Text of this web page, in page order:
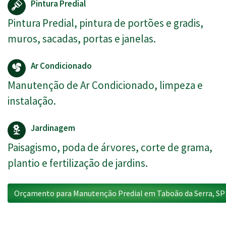
Pintura Predial
Pintura Predial, pintura de portões e gradis,
muros, sacadas, portas e janelas.
Ar Condicionado
Manutenção de Ar Condicionado, limpeza e
instalação.
Jardinagem
Paisagismo, poda de árvores, corte de grama,
plantio e fertilização de jardins.
Orçamento para Manutenção Predial em Taboão da Serra, SP